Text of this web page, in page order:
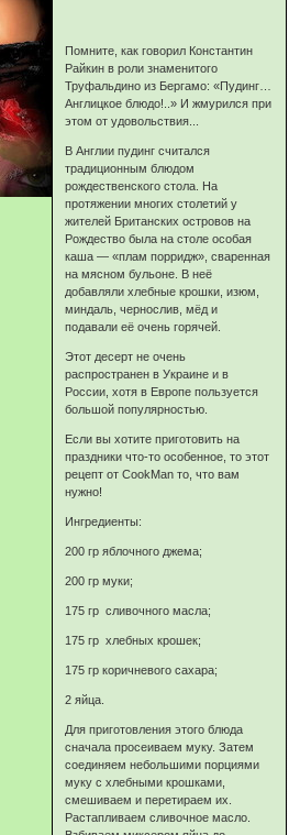
Помните, как говорил Константин
Райкин в роли знаменитого
Труфальдино из Бергамо: «Пудинг…
Англицкое блюдо!..» И жмурился при
этом от удовольствия...
В Англии пудинг считался
традиционным блюдом
рождественского стола. На
протяжении многих столетий у
жителей Британских островов на
Рождество была на столе особая
каша — «плам порридж», сваренная
на мясном бульоне. В неё
добавляли хлебные крошки, изюм,
миндаль, чернослив, мёд и
подавали её очень горячей.
Этот десерт не очень
распространен в Украине и в
России, хотя в Европе пользуется
большой популярностью.
Если вы хотите приготовить на
праздники что-то особенное, то этот
рецепт от CookMan то, что вам
нужно!
Ингредиенты:
200 гр яблочного джема;
200 гр муки;
175 гр сливочного масла;
175 гр хлебных крошек;
175 гр коричневого сахара;
2 яйца.
Для приготовления этого блюда
сначала просеиваем муку. Затем
соединяем небольшими порциями
муку с хлебными крошками,
смешиваем и перетираем их.
Растапливаем сливочное масло.